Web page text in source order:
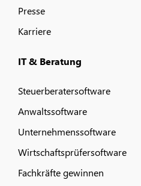
Presse
Karriere
IT & Beratung
Steuerberatersoftware
Anwaltssoftware
Unternehmenssoftware
Wirtschaftsprüfersoftware
Fachkräfte gewinnen